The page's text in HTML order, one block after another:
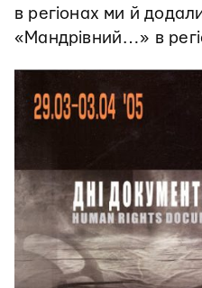
в регіонах ми й
«Мандрівний…» в